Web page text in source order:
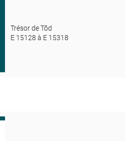
Trésor de Tôd
E 15128 à E 15318